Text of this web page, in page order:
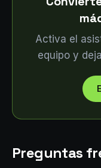
Activa el
equipo y
Preguntas